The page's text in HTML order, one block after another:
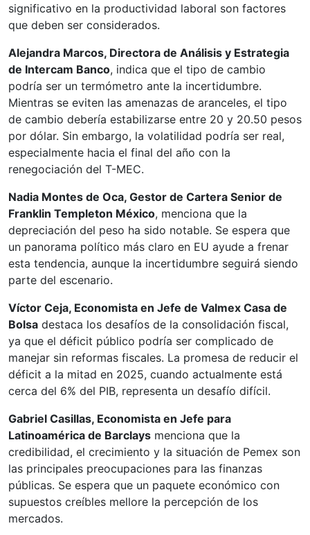
significativo en la productividad laboral son factores
que deben ser considerados.
Alejandra Marcos, Directora de Análisis y Estrategia
de Intercam Banco, indica que el tipo de cambio
podría ser un termómetro ante la incertidumbre.
Mientras se eviten las amenazas de aranceles, el tipo
de cambio debería estabilizarse entre 20 y 20.50 pesos
por dólar. Sin embargo, la volatilidad podría ser real,
especialmente hacia el final del año con la
renegociación del T-MEC.
Nadia Montes de Oca, Gestor de Cartera Senior de
Franklin Templeton México, menciona que la
depreciación del peso ha sido notable. Se espera que
un panorama político más claro en EU ayude a frenar
esta tendencia, aunque la incertidumbre seguirá siendo
parte del escenario.
Víctor Ceja, Economista en Jefe de Valmex Casa de
Bolsa destaca los desafíos de la consolidación fiscal,
ya que el déficit público podría ser complicado de
manejar sin reformas fiscales. La promesa de reducir el
déficit a la mitad en 2025, cuando actualmente está
cerca del 6% del PIB, representa un desafío difícil.
Gabriel Casillas, Economista en Jefe para
Latinoamérica de Barclays menciona que la
credibilidad, el crecimiento y la situación de Pemex son
las principales preocupaciones para las finanzas
públicas. Se espera que un paquete económico con
supuestos creíbles mellore la percepción de los
mercados.